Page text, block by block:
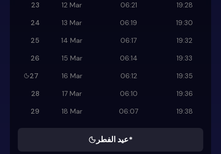
23
12 Mar 06:21
19:28
24
13 Mar 06:19
19:30
25
14 Mar 06:17
19:32
26
15 Mar 06:14
19:33
27
16 Mar 06:12
19:35
28
17 Mar 06:10
19:36
29
18 Mar 06:07 19:38
عيد الفطر*